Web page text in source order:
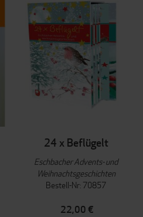
24 x Beflügelt
Eschbacher Advents- und
Weihnachtsgeschichten
Bestell-Nr: 70857
22,00 €